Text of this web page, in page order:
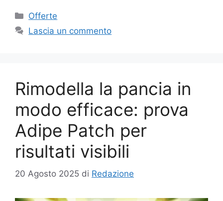
Categorie
Offerte
Lascia un commento
Rimodella la pancia in
modo efficace: prova
Adipe Patch per
risultati visibili
20 Agosto 2025 di Redazione